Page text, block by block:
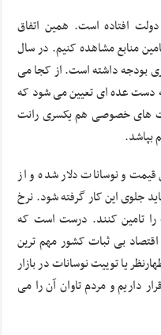
افتاده است. همین اتفاق
منابع مشاهده کنیم. در سال
تومان کسری بودجه داشته است. از کجا می
دست عده ای تعیین می شود که
های خصوصی هم یکسری رانت
بپاشد.
و نوسانات دلار شده و از
جلوی این کار گرفته شود. نرخ
را تامین کنند. درست است که
بی ثبات کشور مهم ترین
یا توییت نوسانات در بازار
داریم و مردم تاوان آن را می